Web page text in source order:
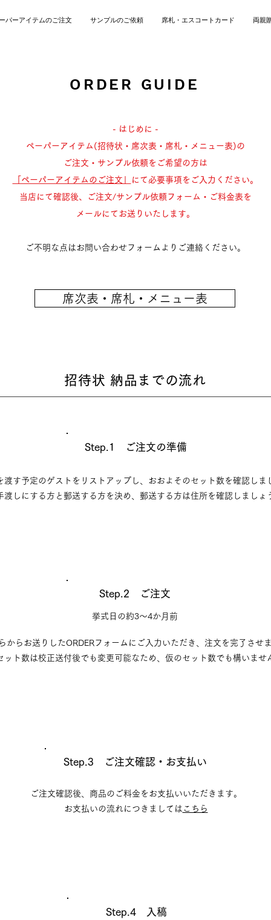
パーアイテムのご注文 サンプルのご依頼 席札・エスコートカード 両親
ORDER GUIDE
- はじめに -
ペーパーアイテム(招待状・席次表・席札・メニュー表)の
ご注文・サンプル依頼をご希望の方は
「ペーパーアイテムのご注文」
にて必要事項をご入力ください。
当店にて確認後、ご注文/サンプル依頼フォーム・ご料金表を
メールにてお送りいたします。
ご不明な点はお問い合わせフォームよりご連絡ください。
席次表・席札・メニュー表
招待状 納品までの流れ
Step.1 ご注文の準備
渡す予定のゲストをリストアップし、おおよそのセット数を確認しま
しにする方と郵送する方を決め、郵送する方は住所を確認しましょ
Step.2 ご注文
挙式日の約​3～4か月前
からお送りした​ORDERフォームにご入力いただき、 注文を完了させま
ト数は校正送付後でも変更可能なため、仮のセット数でも構いませ
Step.3 ご注文確認・お支払い
ご注文確認後、商品のご料金をお支払いいただきます。
​お支払いの流れにつきましては こちら
Step.4 入稿